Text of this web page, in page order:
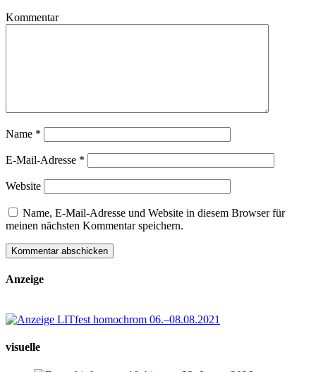
Kommentar
Name *
E-Mail-Adresse *
Website
Name, E-Mail-Adresse und Website in diesem Browser für
meinen nächsten Kommentar speichern.
Anzeige
visuelle